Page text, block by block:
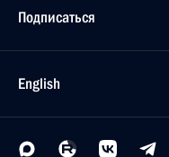
Подписаться
English